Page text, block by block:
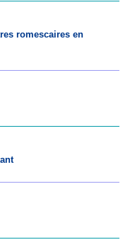
romescaires en